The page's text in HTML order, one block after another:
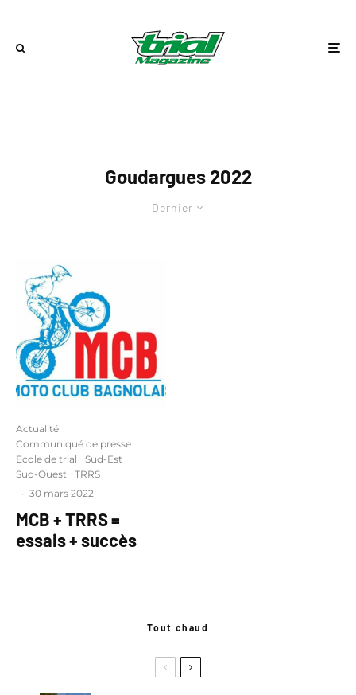
Goudargues 2022
Dernier
Actualité
Communiqué de presse
Ecole de trial
Sud-Est
Sud-Ouest
TRRS
· 30 mars 2022
MCB + TRRS =
essais + succès
Tout chaud